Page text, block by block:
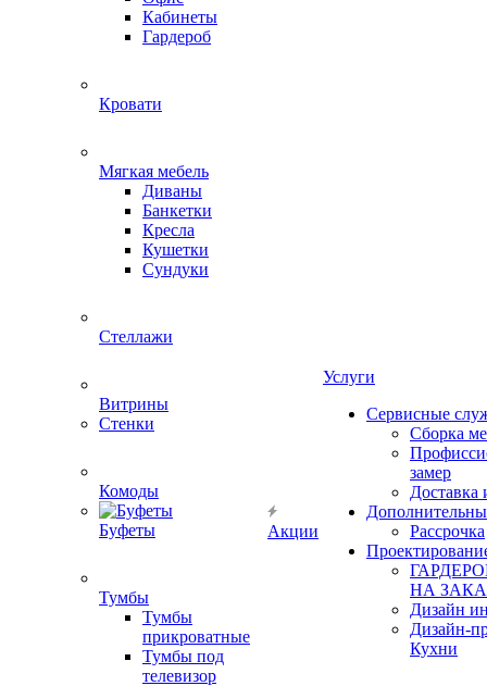
Кабинеты
Гардероб
Кровати
Мягкая мебель
Диваны
Банкетки
Кресла
Кушетки
Сундуки
Стеллажи
Витрины
Стенки
Комоды
Буфеты
Тумбы
Тумбы
прикроватные
Тумбы под
телевизор
Акции
Услуги
Сервисные
Сборка
замер
Доставка
Рассрочка
НА
Дизайн
Дизайн-
Кухни